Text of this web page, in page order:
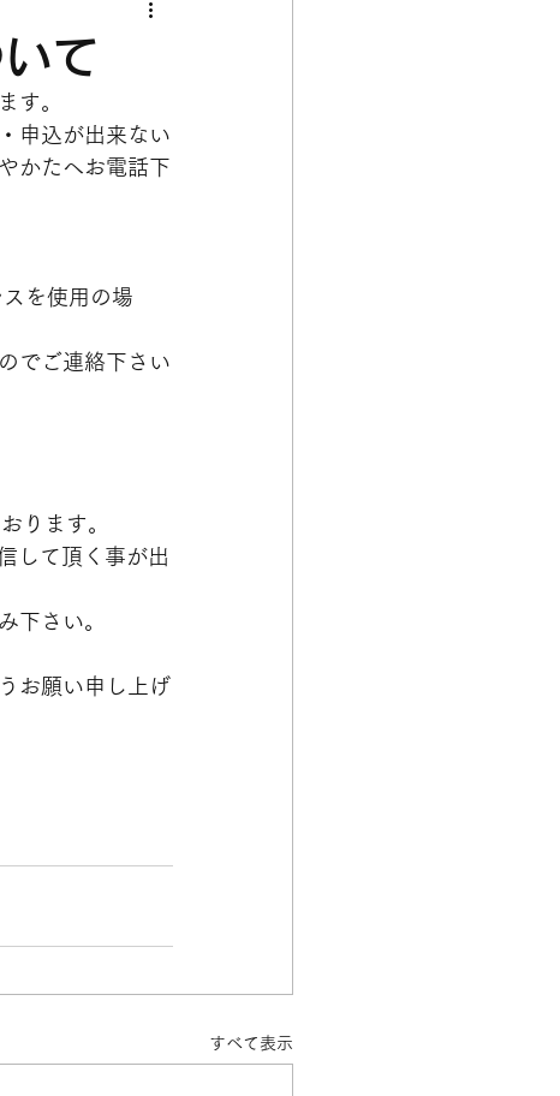
て
す。
申込が出来ない
かたへお電話下
を使用の場
でご連絡下さい
ります。
して頂く事が出
下さい。
お願い申し上げ
すべて表示